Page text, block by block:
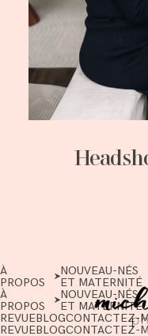
À
PROPOS
NOUVEAU-NÉS
ET MATERNITÉ
À
PROPOS
NOUVEAU-NÉS
ET MATERNITÉ
REVUEBLOGCONTACTEZ-
REVUEBLOGCONTACTEZ-